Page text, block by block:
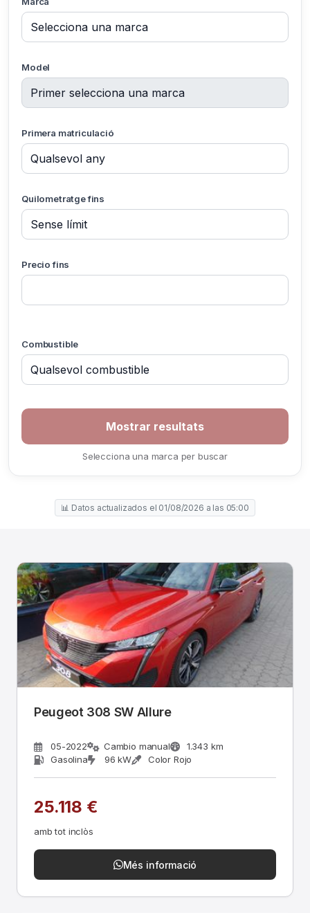
Model
Primera matriculació
Quilometratge fins
Precio fins
Combustible
Selecciona una marca per buscar
📊 Datos actualizados el 01/08/2026 a las 05:00
Peugeot 308 SW Allure
05-2022 Cambio manual
1.343 km
Gasolina
96 kW Color Rojo
25.118 €
amb tot inclòs
Més informació